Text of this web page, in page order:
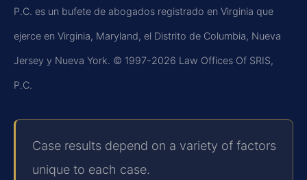
P.C. es un bufete de abogados registrado en Virginia que
ejerce en Virginia, Maryland, el Distrito de Columbia, Nueva
Jersey y Nueva York. © 1997-2026 Law Offices Of SRIS,
P.C.
Case results depend on a variety of factors
unique to each case.